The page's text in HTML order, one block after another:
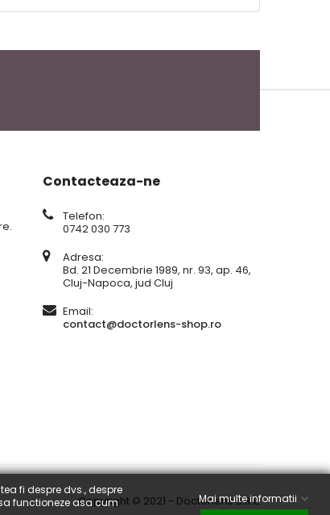
Contacteaza-ne
Telefon:
0742 030 773
Adresa:
Bd. 21 Decembrie 1989, nr. 93, ap. 46,
Cluj-Napoca, jud Cluj
Email:
contact@doctorlens-shop.ro
Copyright © 2021 - Doctorlens S.R.L.
fi despre dvs., despre
functioneze asa cum
Mai multe informatii